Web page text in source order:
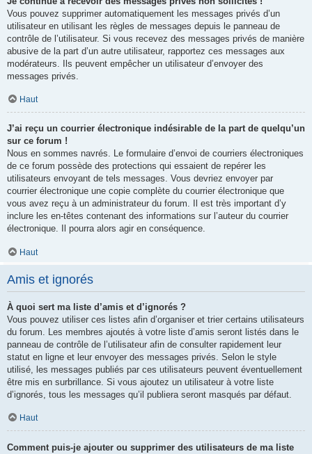
Vous pouvez supprimer automatiquement les messages privés d’un
utilisateur en utilisant les règles de messages depuis le panneau de
contrôle de l’utilisateur. Si vous recevez des messages privés de manière
abusive de la part d’un autre utilisateur, rapportez ces messages aux
modérateurs. Ils peuvent empêcher un utilisateur d’envoyer des
messages privés.
Haut
J’ai reçu un courrier électronique indésirable de la part de quelqu’un
sur ce forum !
Nous en sommes navrés. Le formulaire d’envoi de courriers électroniques
de ce forum possède des protections qui essaient de repérer les
utilisateurs envoyant de tels messages. Vous devriez envoyer par
courrier électronique une copie complète du courrier électronique que
vous avez reçu à un administrateur du forum. Il est très important d’y
inclure les en-têtes contenant des informations sur l’auteur du courrier
électronique. Il pourra alors agir en conséquence.
Haut
Amis et ignorés
À quoi sert ma liste d’amis et d’ignorés ?
Vous pouvez utiliser ces listes afin d’organiser et trier certains utilisateurs
du forum. Les membres ajoutés à votre liste d’amis seront listés dans le
panneau de contrôle de l’utilisateur afin de consulter rapidement leur
statut en ligne et leur envoyer des messages privés. Selon le style
utilisé, les messages publiés par ces utilisateurs peuvent éventuellement
être mis en surbrillance. Si vous ajoutez un utilisateur à votre liste
d’ignorés, tous les messages qu’il publiera seront masqués par défaut.
Haut
Comment puis-je ajouter ou supprimer des utilisateurs de ma liste